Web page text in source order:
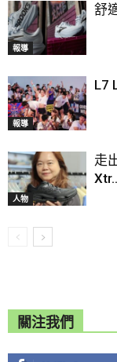
報導
舒
報導
L7
人物
走
關注我們